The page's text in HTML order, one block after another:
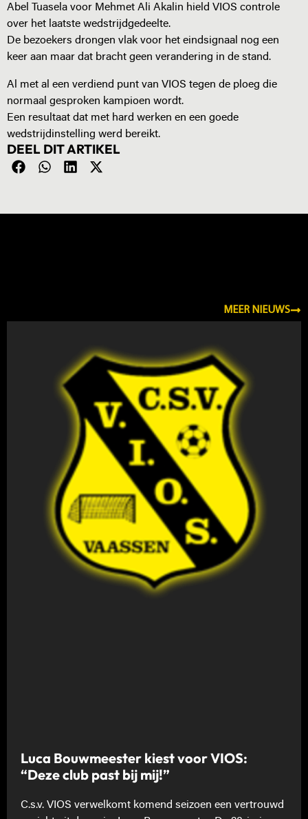
Abel Tuasela voor Mehmet Ali Akalin hield VIOS controle
over het laatste wedstrijdgedeelte.
De bezoekers drongen vlak voor het eindsignaal nog een
keer aan maar dat bracht geen verandering in de stand.
Al met al een verdiend punt van VIOS tegen de ploeg die
normaal gesproken kampioen wordt.
Een resultaat dat met hard werken en een goede
wedstrijdinstelling werd bereikt.
DEEL DIT ARTIKEL
MEER NIEUWS
Luca Bouwmeester kiest voor VIOS:
“Deze club past bij mij!”
C.s.v. VIOS verwelkomt komend seizoen een vertrouwd